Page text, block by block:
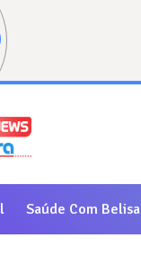
Saúde Com Belisa